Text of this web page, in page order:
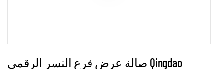
صالة عرض فرع النسر الرقمي Qingdao